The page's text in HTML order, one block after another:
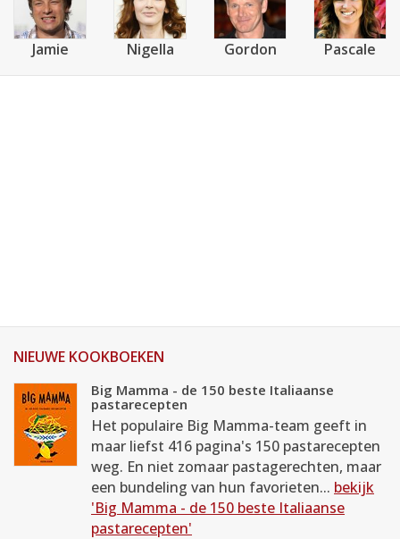
Jamie Nigella Gordon Pascale
NIEUWE KOOKBOEKEN
Big Mamma - de 150 beste Italiaanse
pastarecepten
Het populaire Big Mamma-team geeft in
maar liefst 416 pagina's 150 pastarecepten
weg. En niet zomaar pastagerechten, maar
een bundeling van hun favorieten... bekijk
'Big Mamma - de 150 beste Italiaanse
pastarecepten'